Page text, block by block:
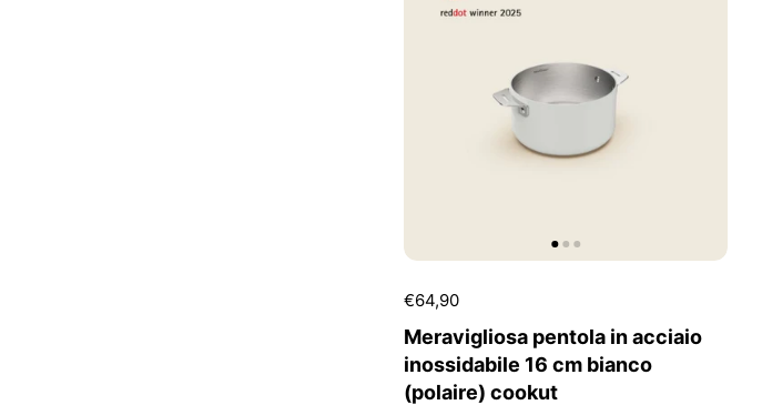
€64,90
Meravigliosa pentola in acciaio
inossidabile 16 cm bianco
(polaire) cookut